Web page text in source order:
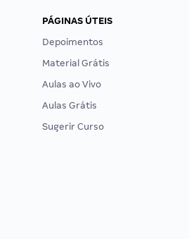
PÁGINAS ÚTEIS
Depoimentos
Material Grátis
Aulas ao Vivo
Aulas Grátis
Sugerir Curso